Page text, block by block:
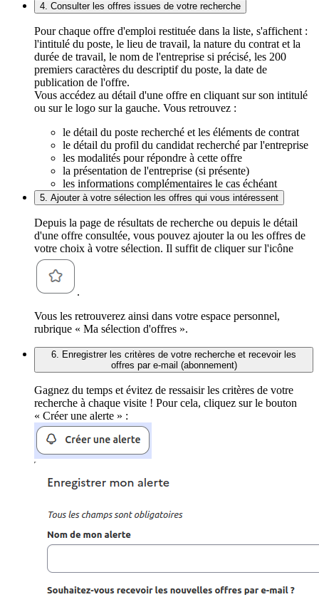
4. Consulter les offres issues de votre recherche
Pour chaque offre d'emploi restituée dans la liste, s'affichent :
l'intitulé du poste, le lieu de travail, la nature du contrat et la
durée de travail, le nom de l'entreprise si précisé, les 200
premiers caractères du descriptif du poste, la date de
publication de l'offre.
Vous accédez au détail d'une offre en cliquant sur son intitulé
ou sur le logo sur la gauche. Vous retrouvez :
le détail du poste recherché et les éléments de contrat
le détail du profil du candidat recherché par l'entreprise
les modalités pour répondre à cette offre
la présentation de l'entreprise (si présente)
les informations complémentaires le cas échéant
5. Ajouter à votre sélection les offres qui vous intéressent
Depuis la page de résultats de recherche ou depuis le détail
d'une offre consultée, vous pouvez ajouter la ou les offres de
votre choix à votre sélection. Il suffit de cliquer sur l'icône
.
Vous les retrouverez ainsi dans votre espace personnel,
rubrique « Ma sélection d'offres ».
6. Enregistrer les critères de votre recherche et recevoir les
offres par e-mail (abonnement)
Gagnez du temps et évitez de ressaisir les critères de votre
recherche à chaque visite ! Pour cela, cliquez sur le bouton
« Créer une alerte » :